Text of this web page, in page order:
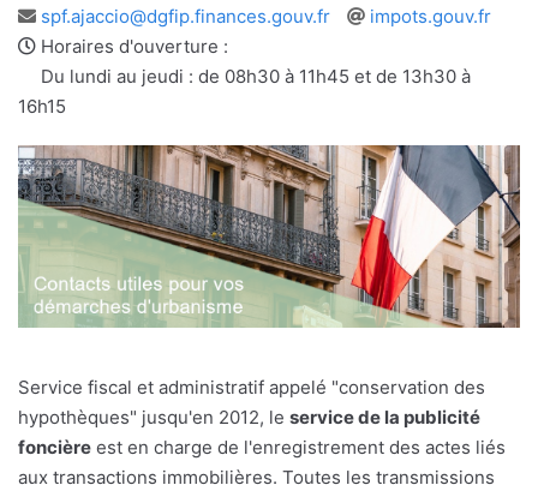
Adresse
e-
mail
spf.ajaccio@dgfip.finances.gouv.fr
Site
impots.gouv.fr
Horaires d'ouverture :
Du lundi au jeudi : de 08h30 à 11h45 et de 13h30 à
16h15
Service fiscal et administratif appelé "conservation des
hypothèques" jusqu'en 2012, le service de la publicité
foncière est en charge de l'enregistrement des actes liés
aux transactions immobilières. Toutes les transmissions